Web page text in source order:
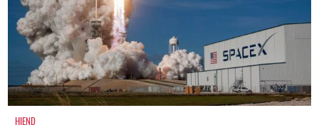
HIEND